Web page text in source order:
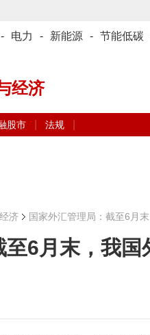
- 电力 - 新能源 - 节能低碳
经济
股市 法规
济 国家外汇管理局：截至6月
至6月末，我国